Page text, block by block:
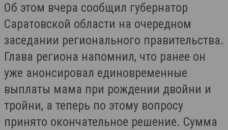
Об этом вчера сообщил губернатор
Саратовской области на очередном
заседании регионального правительства.
Глава региона напомнил, что ранее он
уже анонсировал единовременные
выплаты мама при рождении двойни и
тройни, а теперь по этому вопросу
принято окончательное решение. Сумма